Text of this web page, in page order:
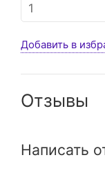
Добавить в
Отзывы
Написать